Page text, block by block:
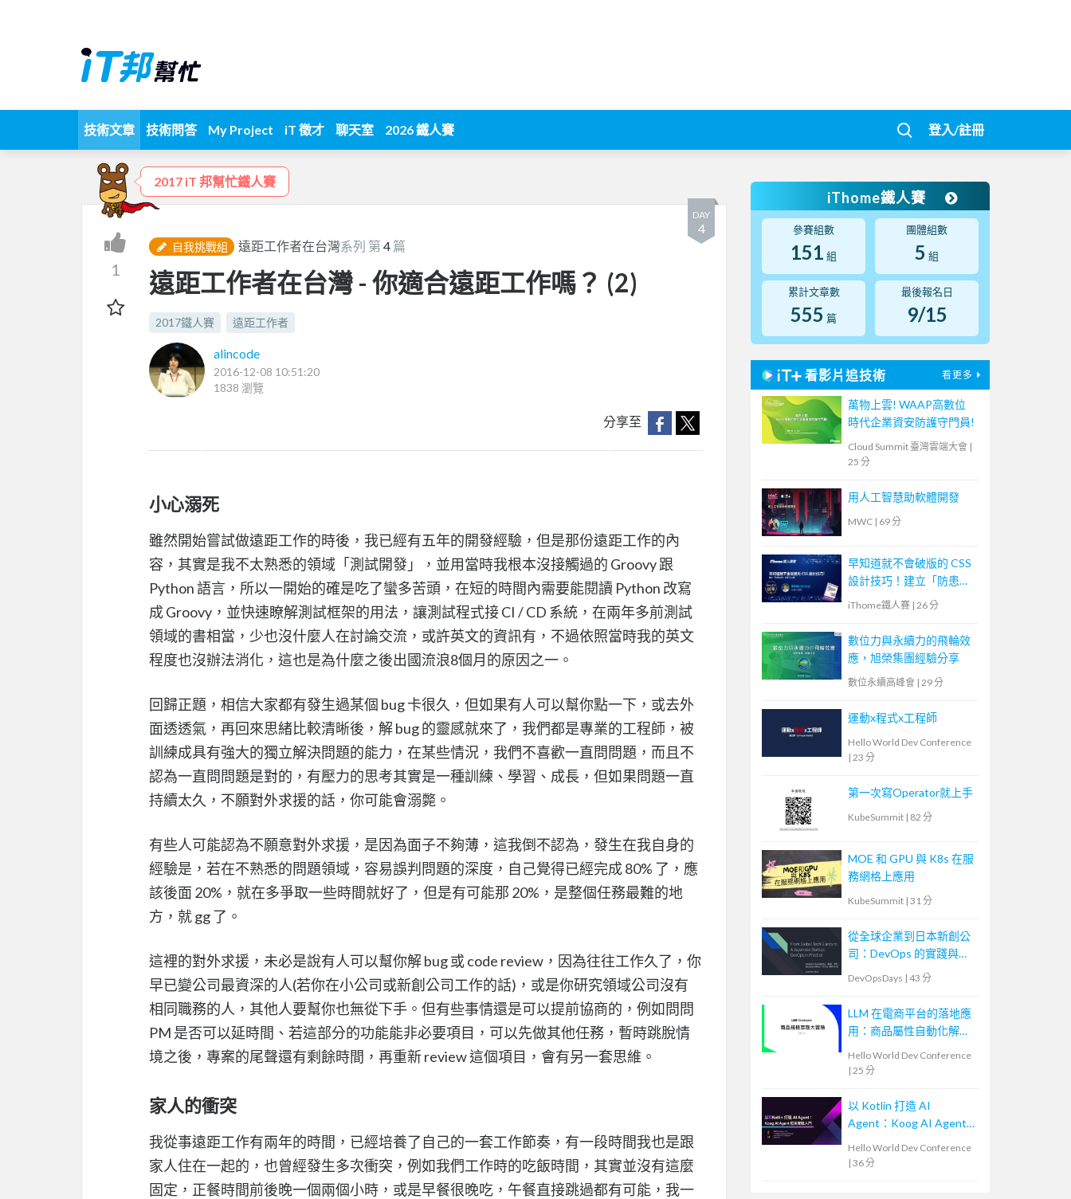
技術文章 技術問答 My Project iT 徵才 聊天室 2026 鐵人賽 登入/註冊
2017 iT 邦幫忙鐵人賽
DAY
4
1
自我挑戰組 遠距工作者在台灣系列 第4 篇
遠距工作者在台灣 - 你適合遠距工作嗎？ (2)
2017鐵人賽 遠距工作者
alincode
2016-12-08 10:51:20
1838 瀏覽
分享至
小心溺死
雖然開始嘗試做遠距工作的時後，我已經有五年的開發經驗，但是那份遠距工作的內
容，其實是我不太熟悉的領域「測試開發」，並用當時我根本沒接觸過的 Groovy 跟
Python 語言，所以一開始的確是吃了蠻多苦頭，在短的時間內需要能閱讀 Python 改寫
成 Groovy，並快速瞭解測試框架的用法，讓測試程式接 CI / CD 系統，在兩年多前測試
領域的書相當，少也沒什麼人在討論交流，或許英文的資訊有，不過依照當時我的英文
程度也沒辦法消化，這也是為什麼之後出國流浪8個月的原因之一。
回歸正題，相信大家都有發生過某個 bug 卡很久，但如果有人可以幫你點一下，或去外
面透透氣，再回來思緒比較清晰後，解 bug 的靈感就來了，我們都是專業的工程師，被
訓練成具有強大的獨立解決問題的能力，在某些情況，我們不喜歡一直問問題，而且不
認為一直問問題是對的，有壓力的思考其實是一種訓練、學習、成長，但如果問題一直
持續太久，不願對外求援的話，你可能會溺斃。
有些人可能認為不願意對外求援，是因為面子不夠薄，這我倒不認為，發生在我自身的
經驗是，若在不熟悉的問題領域，容易誤判問題的深度，自己覺得已經完成 80% 了，應
該後面 20%，就在多爭取一些時間就好了，但是有可能那 20%，是整個任務最難的地
方，就 gg 了。
這裡的對外求援，未必是說有人可以幫你解 bug 或 code review，因為往往工作久了，你
早已變公司最資深的人(若你在小公司或新創公司工作的話)，或是你研究領域公司沒有
相同職務的人，其他人要幫你也無從下手。但有些事情還是可以提前協商的，例如問問
PM 是否可以延時間、若這部分的功能能非必要項目，可以先做其他任務，暫時跳脫情
境之後，專案的尾聲還有剩餘時間，再重新 review 這個項目，會有另一套思維。
家人的衝突
我從事遠距工作有兩年的時間，已經培養了自己的一套工作節奏，有一段時間我也是跟
家人住在一起的，也曾經發生多次衝突，例如我們工作時的吃飯時間，其實並沒有這麼
固定，正餐時間前後晚一個兩個小時，或是早餐很晚吃，午餐直接跳過都有可能，我一
iThome鐵人賽
參賽組數
151 組
團體組數
5 組
累計文章數
555 篇
最後報名日
9/15
看影片追技術 看更多
萬物上雲! WAAP高數位
時代企業資安防護守門員!
Cloud Summit 臺灣雲端大會 |
25 分
用人工智慧助軟體開發
MWC | 69 分
早知道就不會破版的 CSS
設計技巧！建立「防患未
然」的匠人心態
iThome鐵人賽 | 26 分
數位力與永續力的飛輪效
應，旭榮集團經驗分享
數位永續高峰會 | 29 分
運動x程式x工程師
Hello World Dev Conference
| 23 分
第一次寫Operator就上手
KubeSummit | 82 分
MOE 和 GPU 與 K8s 在服
務網格上應用
KubeSummit | 31 分
從全球企業到日本新創公
司：DevOps 的實踐與調
DevOpsDays | 43 分
LLM 在電商平台的落地應
用：商品屬性自動化解決
Hello World Dev Conference
| 25 分
以 Kotlin 打造 AI
Agent：Koog AI Agent
Hello World Dev Conference
| 36 分